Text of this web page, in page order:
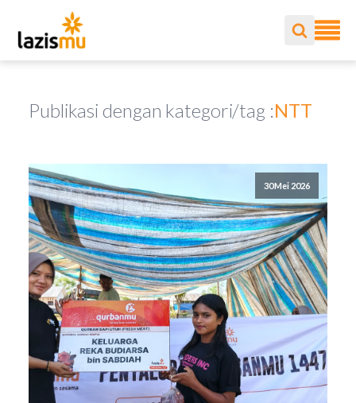
Publikasi dengan kategori/tag :NTT
30 Mei 2026